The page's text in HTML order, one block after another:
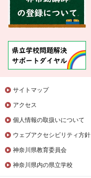
サイトマップ
アクセス
個人情報の取扱いについて
ウェブアクセシビリティ方針
神奈川県教育委員会
神奈川県内の県立学校